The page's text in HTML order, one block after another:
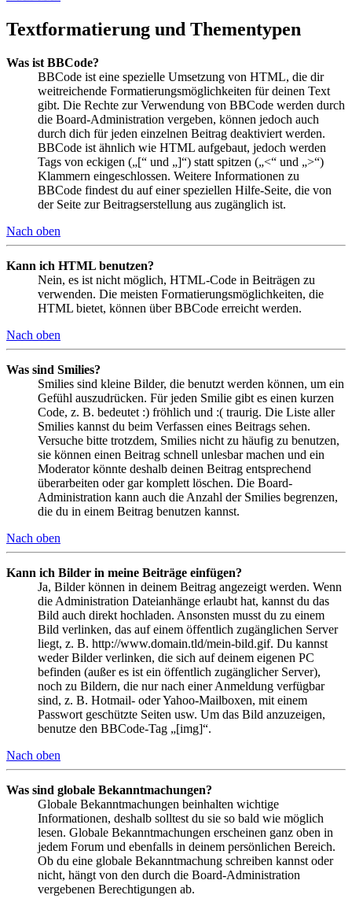
Textformatierung und Thementypen
Was ist BBCode?
BBCode ist eine spezielle Umsetzung von HTML, die dir
weitreichende Formatierungsmöglichkeiten für deinen Text
gibt. Die Rechte zur Verwendung von BBCode werden durch
die Board-Administration vergeben, können jedoch auch
durch dich für jeden einzelnen Beitrag deaktiviert werden.
BBCode ist ähnlich wie HTML aufgebaut, jedoch werden
Tags von eckigen („[“ und „]“) statt spitzen („<“ und „>“)
Klammern eingeschlossen. Weitere Informationen zu
BBCode findest du auf einer speziellen Hilfe-Seite, die von
der Seite zur Beitragserstellung aus zugänglich ist.
Nach oben
Kann ich HTML benutzen?
Nein, es ist nicht möglich, HTML-Code in Beiträgen zu
verwenden. Die meisten Formatierungsmöglichkeiten, die
HTML bietet, können über BBCode erreicht werden.
Nach oben
Was sind Smilies?
Smilies sind kleine Bilder, die benutzt werden können, um ein
Gefühl auszudrücken. Für jeden Smilie gibt es einen kurzen
Code, z. B. bedeutet :) fröhlich und :( traurig. Die Liste aller
Smilies kannst du beim Verfassen eines Beitrags sehen.
Versuche bitte trotzdem, Smilies nicht zu häufig zu benutzen,
sie können einen Beitrag schnell unlesbar machen und ein
Moderator könnte deshalb deinen Beitrag entsprechend
überarbeiten oder gar komplett löschen. Die Board-
Administration kann auch die Anzahl der Smilies begrenzen,
die du in einem Beitrag benutzen kannst.
Nach oben
Kann ich Bilder in meine Beiträge einfügen?
Ja, Bilder können in deinem Beitrag angezeigt werden. Wenn
die Administration Dateianhänge erlaubt hat, kannst du das
Bild auch direkt hochladen. Ansonsten musst du zu einem
Bild verlinken, das auf einem öffentlich zugänglichen Server
liegt, z. B. http://www.domain.tld/mein-bild.gif. Du kannst
weder Bilder verlinken, die sich auf deinem eigenen PC
befinden (außer es ist ein öffentlich zugänglicher Server),
noch zu Bildern, die nur nach einer Anmeldung verfügbar
sind, z. B. Hotmail- oder Yahoo-Mailboxen, mit einem
Passwort geschützte Seiten usw. Um das Bild anzuzeigen,
benutze den BBCode-Tag „[img]“.
Nach oben
Was sind globale Bekanntmachungen?
Globale Bekanntmachungen beinhalten wichtige
Informationen, deshalb solltest du sie so bald wie möglich
lesen. Globale Bekanntmachungen erscheinen ganz oben in
jedem Forum und ebenfalls in deinem persönlichen Bereich.
Ob du eine globale Bekanntmachung schreiben kannst oder
nicht, hängt von den durch die Board-Administration
vergebenen Berechtigungen ab.